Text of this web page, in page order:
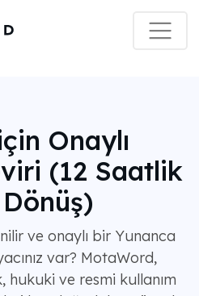
Onaylı
(12 Saatlik
ve onaylı bir Yunanca
var? MotaWord,
hukuki ve resmi kullanım